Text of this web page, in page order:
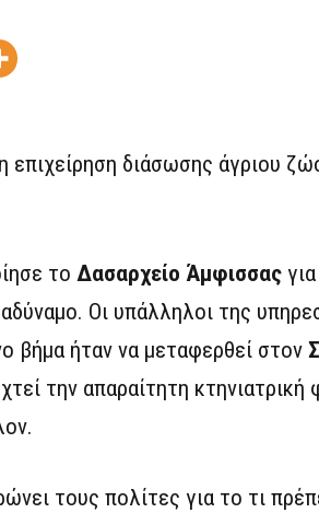
επιχείρηση διάσωσης άγριου
το Δασαρχείο Άμφισσας
Οι υπάλληλοι της
βήμα ήταν να μεταφερθεί στον
την απαραίτητη κτηνιατρική
τους πολίτες για το τι